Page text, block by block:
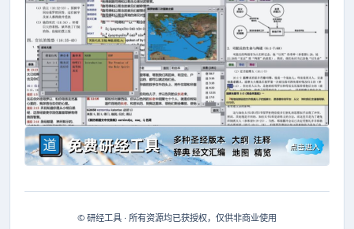
© 研经工具 · 所有资源均已获授权，仅供非商业使用